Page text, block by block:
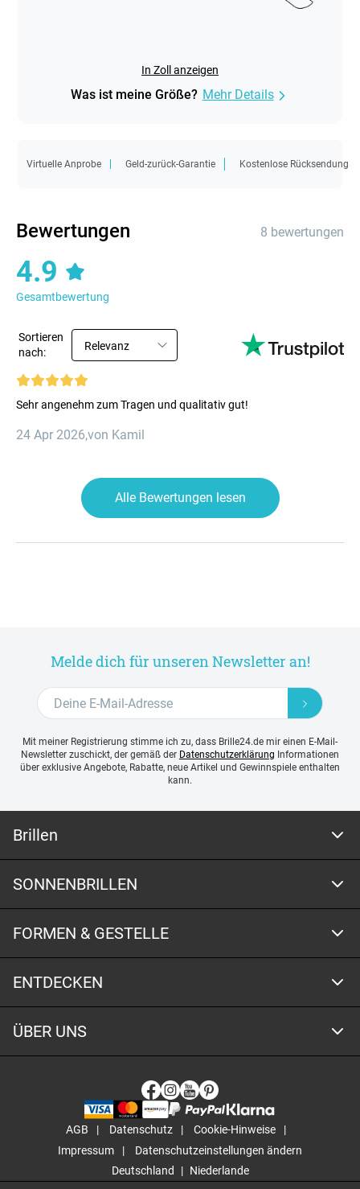
In Zoll anzeigen
Was ist meine Größe? Mehr Details
Virtuelle Anprobe Geld-zurück-Garantie Kostenlose Rücksendung
Bewertungen 8 bewertungen
4.9
Gesamtbewertung
Sortieren
nach:
Relevanz
Sehr angenehm zum Tragen und qualitativ gut!
24 Apr 2026,von Kamil
Alle Bewertungen lesen
Melde dich für unseren Newsletter an!
Mit meiner Registrierung stimme ich zu, dass Brille24.de mir einen E-Mail-
Newsletter zuschickt, der gemäß der Datenschutzerklärung Informationen
über exklusive Angebote, Rabatte, neue Artikel und Gewinnspiele enthalten
kann.
Brillen
SONNENBRILLEN
FORMEN & GESTELLE
ENTDECKEN
ÜBER UNS
AGB Datenschutz
Cookie-Hinweise
Impressum
Datenschutzeinstellungen ändern
Deutschland
Niederlande